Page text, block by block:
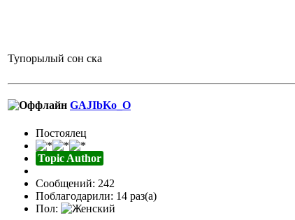
Тупорылый сон ска
GAJIbKo_O
Постоялец
Topic Author
Сообщений: 242
Поблагодарили: 14 раз(а)
Пол: